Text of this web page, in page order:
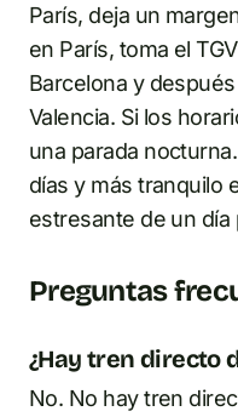
París, deja un
en París, toma el
Barcelona y
Valencia. Si los
una parada
días y más tranquilo
estresante de un día
Preguntas
¿Hay tren directo
No. No hay tren